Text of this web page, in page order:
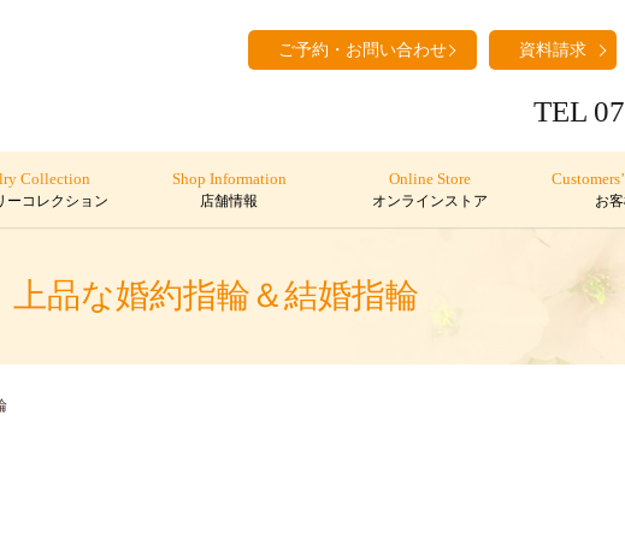
ご予約・お問い合わせ 資料請求
TEL
Collection
ーコレクション
Shop Information
店舗情報
Online Store
オンラインストア お
上品な婚約指輪＆結婚指輪